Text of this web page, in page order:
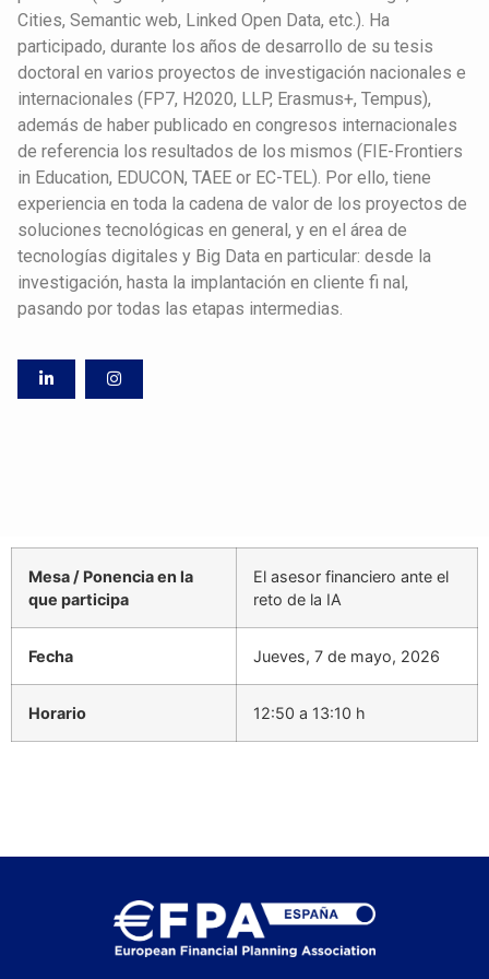
Cities, Semantic web, Linked Open Data, etc.). Ha
participado, durante los años de desarrollo de su tesis
doctoral en varios proyectos de investigación nacionales e
internacionales (FP7, H2020, LLP, Erasmus+, Tempus),
además de haber publicado en congresos internacionales
de referencia los resultados de los mismos (FIE-Frontiers
in Education, EDUCON, TAEE or EC-TEL). Por ello, tiene
experiencia en toda la cadena de valor de los proyectos de
soluciones tecnológicas en general, y en el área de
tecnologías digitales y Big Data en particular: desde la
investigación, hasta la implantación en cliente fi nal,
pasando por todas las etapas intermedias.
Mesa / Ponencia en la
que participa
El asesor financiero ante el
reto de la IA
Fecha Jueves, 7 de mayo, 2026
Horario 12:50 a 13:10 h